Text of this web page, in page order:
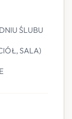
ŚLUBU
SALA)